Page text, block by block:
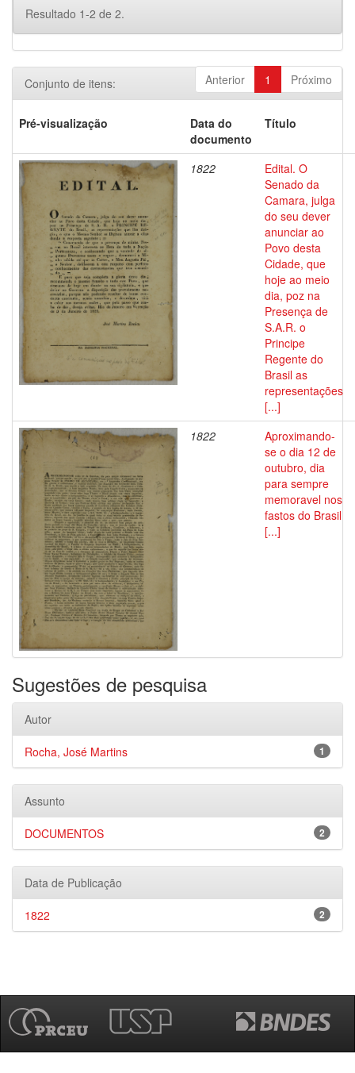
Resultado 1-2 de 2.
Anterior 1 Próximo
Conjunto de itens:
Pré-visualização
Data do
documento
Título
1822
Edital. O
Senado da
Camara, julga
do seu dever
anunciar ao
Povo desta
Cidade, que
hoje ao meio
dia, poz na
Presença de
S.A.R. o
Principe
Regente do
Brasil as
representações
[...]
1822
Aproximando-
se o dia 12 de
outubro, dia
para sempre
memoravel nos
fastos do Brasil
[...]
Sugestões de pesquisa
Autor
1
Rocha, José Martins
Assunto
2
DOCUMENTOS
Data de Publicação
2
1822